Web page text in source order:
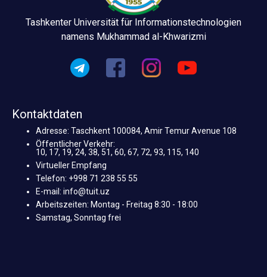
Tashkenter Universität für Informationstechnologien
namens Mukhammad al-Khwarizmi
Kontaktdaten
Adresse: Taschkent 100084, Amir Temur Avenue 108
Öffentlicher Verkehr:
10, 17, 19, 24, 38, 51, 60, 67, 72, 93, 115, 140
Virtueller Empfang
Telefon: +998 71 238 55 55
E-mail: info@tuit.uz
Arbeitszeiten: Montag - Freitag 8:30 - 18:00
Samstag, Sonntag frei